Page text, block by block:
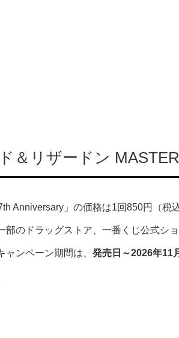
＆リザードン
Anniversary」の価格は1回850円（税
部のドラッグストア、一番くじ公式シ
ンペーン期間は、 発売日～2026年11